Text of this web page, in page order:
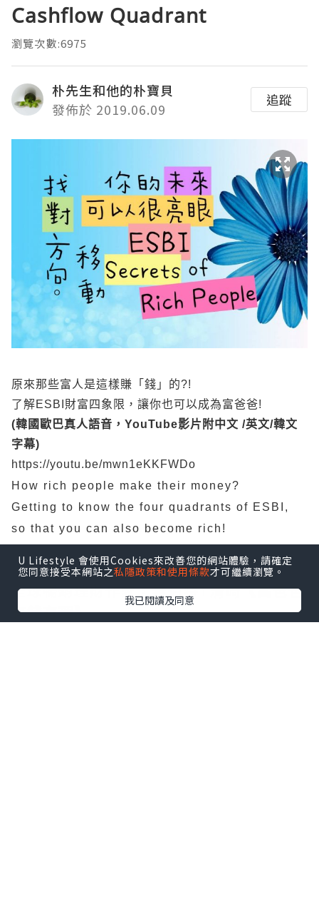
Cashflow Quadrant
瀏覽次數:6975
朴先生和他的朴寶貝
發佈於 2019.06.09
追蹤
原來那些富人是這樣賺「錢」的?!
了解ESBI財富四象限，讓你也可以成為富爸爸!
(韓國歐巴真人語音，YouTube影片附中文 /英文/韓文
字幕)
https://youtu.be/mwn1eKKFWDo
How rich people make their money?
Getting to know the four quadrants of ESBI,
so that you can also become rich!
Subtitles)
全球暢銷理財作家，羅伯特T清崎《富爸爸
有錢有理》
U Lifestyle 會使用Cookies來改善您的網站體驗，請確定
您同意接受本網站之私隱政策和使用條款才可繼續瀏覽。
我已閱讀及同意